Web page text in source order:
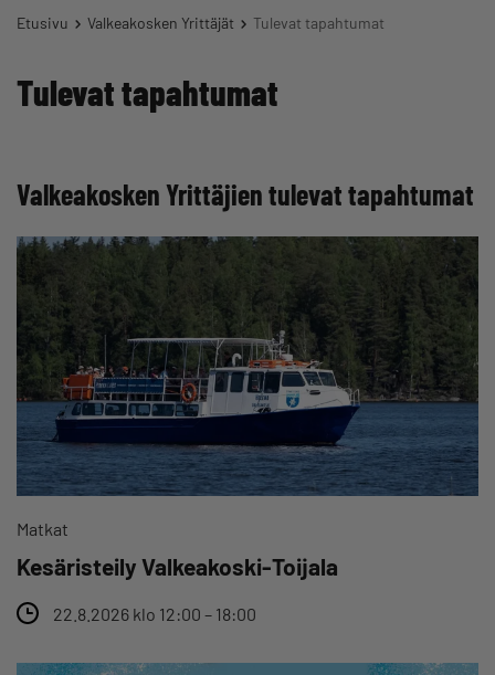
Etusivu Valkeakosken Yrittäjät Tulevat tapahtumat
Tulevat tapahtumat
Valkeakosken Yrittäjien tulevat tapahtumat
Matkat
Kesäristeily Valkeakoski-Toijala
22.8.2026 klo 12:00 – 18:00